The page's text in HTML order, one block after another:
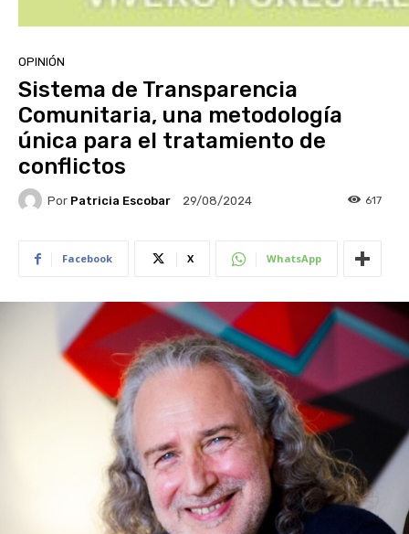
OPINIÓN
Sistema de Transparencia
Comunitaria, una metodología
única para el tratamiento de
conflictos
Por Patricia Escobar 29/08/2024 617
Facebook X WhatsApp